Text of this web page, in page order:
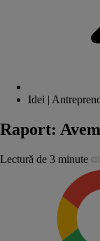
Idei |
Raport:
Lectură de 3 minute